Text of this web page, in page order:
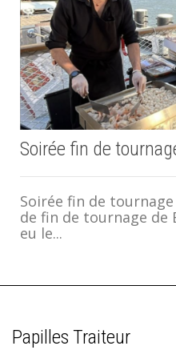
Soirée fin de
Soirée fin de
de fin de tournage de
eu le...
Papilles Traiteur